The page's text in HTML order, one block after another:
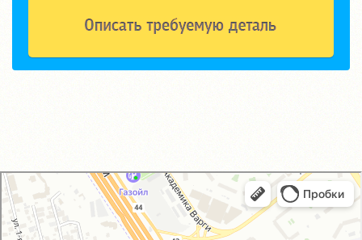
GM-City&VAG-Repair
Автосервис, автотехцентр в Москве
Магазин автозапчастей и автотоваров в Москве